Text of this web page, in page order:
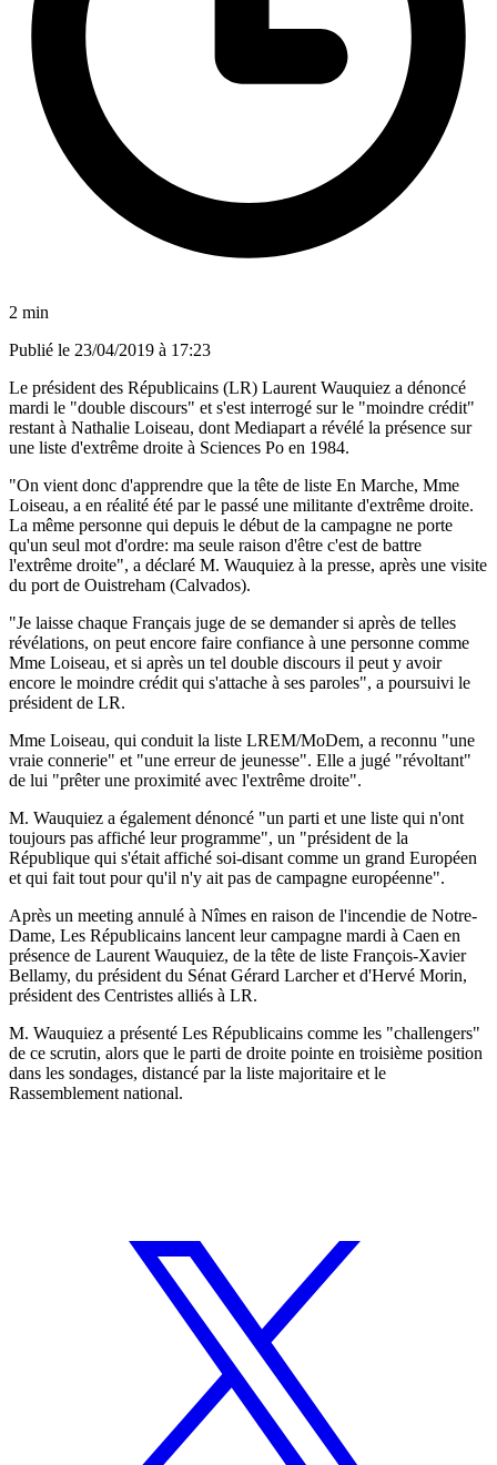
2 min
Publié le 23/04/2019 à 17:23
Le président des Républicains (LR) Laurent Wauquiez a dénoncé
mardi le "double discours" et s'est interrogé sur le "moindre crédit"
restant à Nathalie Loiseau, dont Mediapart a révélé la présence sur
une liste d'extrême droite à Sciences Po en 1984.
"On vient donc d'apprendre que la tête de liste En Marche, Mme
Loiseau, a en réalité été par le passé une militante d'extrême droite.
La même personne qui depuis le début de la campagne ne porte
qu'un seul mot d'ordre: ma seule raison d'être c'est de battre
l'extrême droite", a déclaré M. Wauquiez à la presse, après une visite
du port de Ouistreham (Calvados).
"Je laisse chaque Français juge de se demander si après de telles
révélations, on peut encore faire confiance à une personne comme
Mme Loiseau, et si après un tel double discours il peut y avoir
encore le moindre crédit qui s'attache à ses paroles", a poursuivi le
président de LR.
Mme Loiseau, qui conduit la liste LREM/MoDem, a reconnu "une
vraie connerie" et "une erreur de jeunesse". Elle a jugé "révoltant"
de lui "prêter une proximité avec l'extrême droite".
M. Wauquiez a également dénoncé "un parti et une liste qui n'ont
toujours pas affiché leur programme", un "président de la
République qui s'était affiché soi-disant comme un grand Européen
et qui fait tout pour qu'il n'y ait pas de campagne européenne".
Après un meeting annulé à Nîmes en raison de l'incendie de Notre-
Dame, Les Républicains lancent leur campagne mardi à Caen en
présence de Laurent Wauquiez, de la tête de liste François-Xavier
Bellamy, du président du Sénat Gérard Larcher et d'Hervé Morin,
président des Centristes alliés à LR.
M. Wauquiez a présenté Les Républicains comme les "challengers"
de ce scrutin, alors que le parti de droite pointe en troisième position
dans les sondages, distancé par la liste majoritaire et le
Rassemblement national.